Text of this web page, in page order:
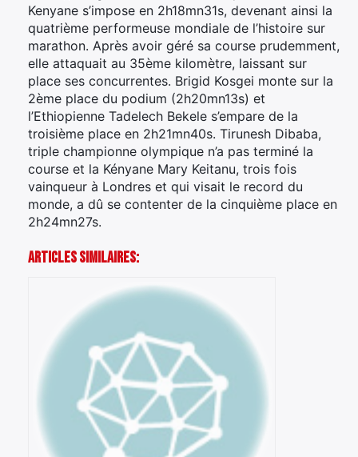
Kenyane s’impose en 2h18mn31s, devenant ainsi la
quatrième performeuse mondiale de l’histoire sur
marathon. Après avoir géré sa course prudemment,
elle attaquait au 35ème kilomètre, laissant sur
place ses concurrentes. Brigid Kosgei monte sur la
2ème place du podium (2h20mn13s) et
l’Ethiopienne Tadelech Bekele s’empare de la
troisième place en 2h21mn40s. Tirunesh Dibaba,
triple championne olympique n’a pas terminé la
course et la Kényane Mary Keitanu, trois fois
vainqueur à Londres et qui visait le record du
monde, a dû se contenter de la cinquième place en
2h24mn27s.
Articles Similaires: